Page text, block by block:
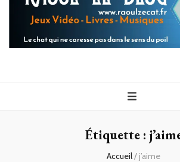
Raoul
Étiquette :
Accueil/ j’aime